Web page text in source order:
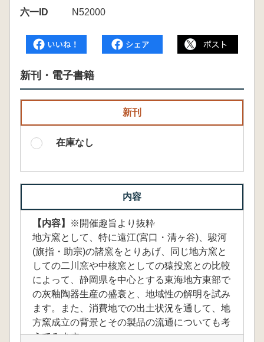
六一ID
N52000
新刊・電子書籍
新刊
在庫なし
内容
【内容】
※開催趣旨より抜粋
地方窯として、特に遠江(宮口・清ヶ谷)、駿河
(旗指・助宗)の諸窯をとりあげ、同じ地方窯と
しての二川窯や中核窯としての猿投窯との比較
によって、静岡県を中心とする東海地方東部で
の灰釉陶器生産の盛衰と、地域性の解明を試み
ます。また、消費地での出土状況を通して、地
方窯成立の背景とその製品の流通についても考
えてみます。